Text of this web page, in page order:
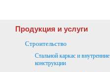
Продукция и услуги
Строительство
Стальной каркас и внутренние
конструкции